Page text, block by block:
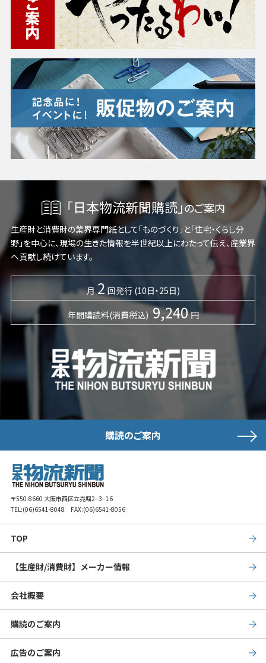
「日本物流新聞購読」のご案内
生産財と消費財の業界専門紙として「ものづくり」と「住宅・くらし分
野」を中心に、現場の生きた情報を半世紀以上にわたって伝え、産業界
へ貢献し続けています。
月 2 回発行 (10日・25日)
年間購読料(消費税込) 9,240 円
購読のご案内
〒550-8660 大阪市西区立売堀2−3−16
TEL:(06)6541-8048 FAX:(06)6541-8056
TOP
【生産財/消費財】メーカー情報
会社概要
購読のご案内
広告のご案内